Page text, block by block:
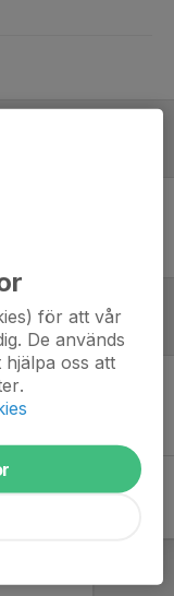
för att vår
De används
oss att